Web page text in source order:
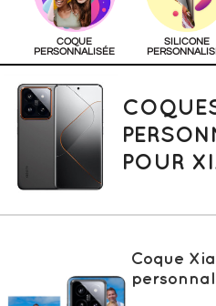
COQUE
PERSONNALISÉE
SILICONE
POUR
Coque